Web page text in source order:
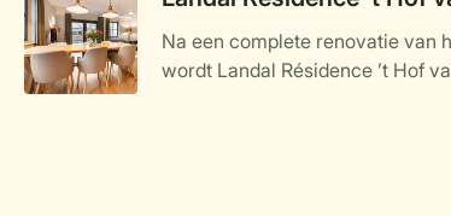
water, natuur en ontspanning.
aan het water gelegen
najaar van 2025 en biedt een
Na een complete renovatie van
wordt Landal Résidence ’t Hof